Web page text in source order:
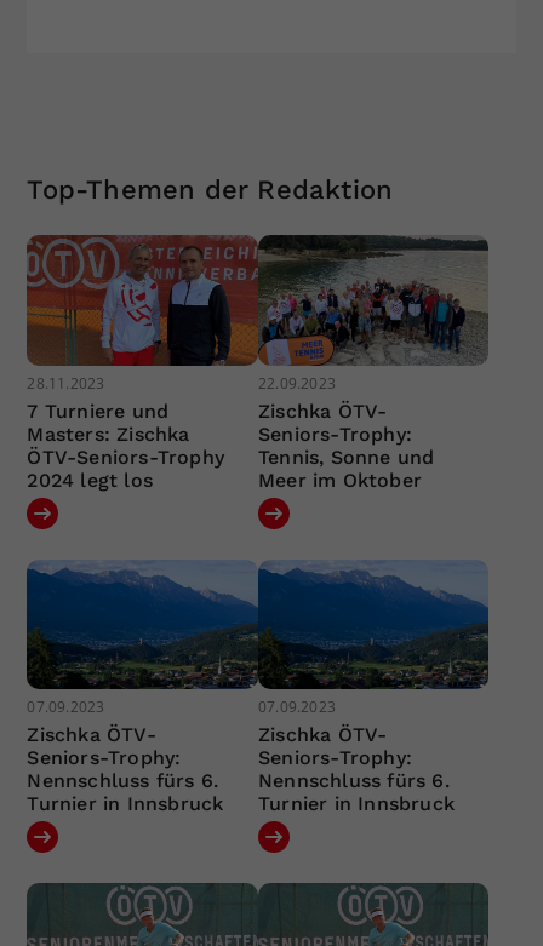
Top-Themen der Redaktion
28.11.2023
7 Turniere und
Masters: Zischka
ÖTV-Seniors-Trophy
2024 legt los
22.09.2023
Zischka ÖTV-
Seniors-Trophy:
Tennis, Sonne und
Meer im Oktober
07.09.2023
Zischka ÖTV-
Seniors-Trophy:
Nennschluss fürs 6.
Turnier in Innsbruck
07.09.2023
Zischka ÖTV-
Seniors-Trophy:
Nennschluss fürs 6.
Turnier in Innsbruck